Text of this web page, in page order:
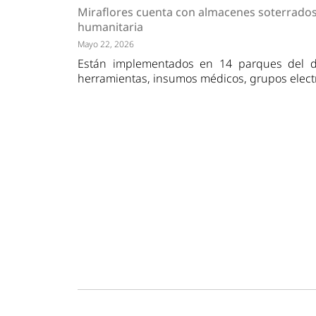
Tendencias
Estrategias
Miraflores cuenta con almacenes
humanitaria
Mayo 22, 2026
Están implementados en 14 parques del
herramientas, insumos médicos, grupos